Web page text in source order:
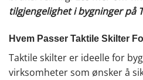
tilgjengelighet i bygninger på
Hvem Passer Taktile Skilter
Taktile skilter er ideelle for
virksomheter som ønsker å